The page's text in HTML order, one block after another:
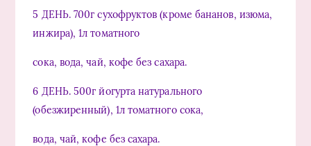
5 ДЕНЬ. 700г сухофруктов (кроме бананов, изюма,
инжира), 1л томатного
сока, вода, чай, кофе без сахара.
6 ДЕНЬ. 500г йогурта натурального
(обезжиренный), 1л томатного сока,
вода, чай, кофе без сахара.